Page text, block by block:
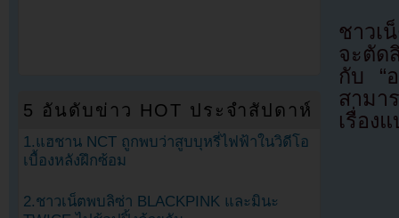
ชาวเ
จะตัด
กับ “
สามา
เรื่อง
5 อันดับข่าว HOT ประจำสัปดาห์
1.แฮชาน NCT ถูกพบว่าสูบบุหรี่ไฟฟ้าในวิดีโอ
เบื้องหลังฝึกซ้อม
2.ชาวเน็ตพบลิซ่า BLACKPINK และมินะ